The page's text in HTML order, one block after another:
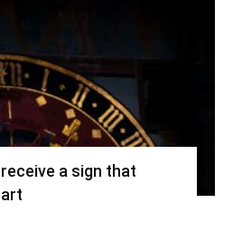
a sign that